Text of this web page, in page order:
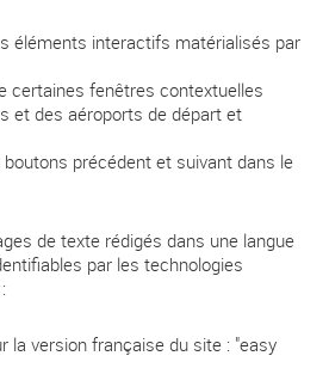
éléments interactifs matérialisés par
certaines fenêtres contextuelles
et des aéroports de départ et
précédent et suivant dans le
de texte rédigés dans une langue
par les technologies
la version française du site : "easy